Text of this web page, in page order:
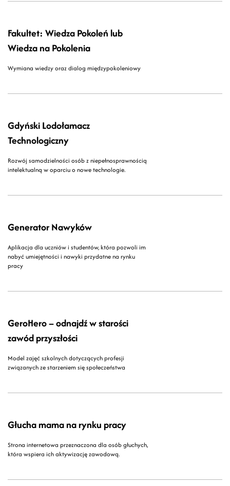
Fakultet: Wiedza Pokoleń lub
Wiedza na Pokolenia
Wymiana wiedzy oraz dialog międzypokoleniowy
Gdyński Lodołamacz
Technologiczny
Rozwój samodzielności osób z niepełnosprawnością
intelektualną w oparciu o nowe technologie.
Generator Nawyków
Aplikacja dla uczniów i studentów, która pozwoli im
nabyć umiejętności i nawyki przydatne na rynku
pracy
GeroHero – odnajdź w starości
zawód przyszłości
Model zajęć szkolnych dotyczących profesji
związanych ze starzeniem się społeczeństwa
Głucha mama na rynku pracy
Strona internetowa przeznaczona dla osób głuchych,
która wspiera ich aktywizację zawodową.